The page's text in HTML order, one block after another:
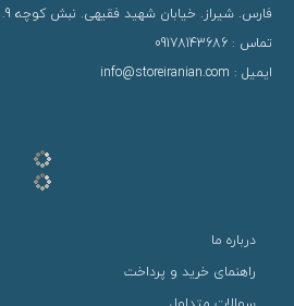
فارس. شیراز. خیابان شهید فقیهی. نبش کوچه 9. فروشگاه استور ایرانیان
تماس : 09178143686
ایمیل : info@storeiranian.com
درباره ما
راهنمای خرید و پرداخت